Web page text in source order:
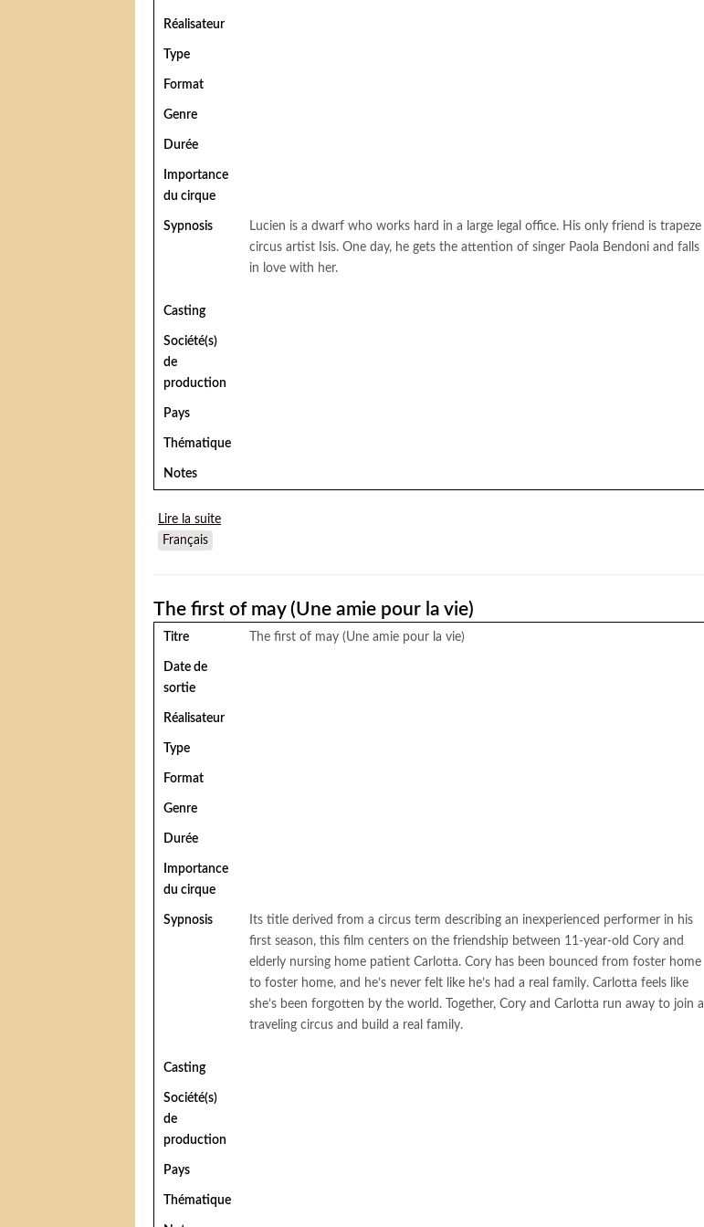
Réalisateur
Type
Format
Genre
Durée
Importance
du cirque
Sypnosis
Lucien is a dwarf who works hard in a large legal office. His only friend is trapeze
circus artist Isis. One day, he gets the attention of singer Paola Bendoni and falls
in love with her.
Casting
Société(s)
de
production
Pays
Thématique
Notes
Lire la suite
Français
The first of may (Une amie pour la vie)
Titre The first of may (Une amie pour la vie)
Date de
sortie
Réalisateur
Type
Format
Genre
Durée
Importance
du cirque
Sypnosis
Its title derived from a circus term describing an inexperienced performer in his
first season, this film centers on the friendship between 11-year-old Cory and
elderly nursing home patient Carlotta. Cory has been bounced from foster home
to foster home, and he’s never felt like he’s had a real family. Carlotta feels like
she’s been forgotten by the world. Together, Cory and Carlotta run away to join a
traveling circus and build a real family.
Casting
Société(s)
de
production
Pays
Thématique